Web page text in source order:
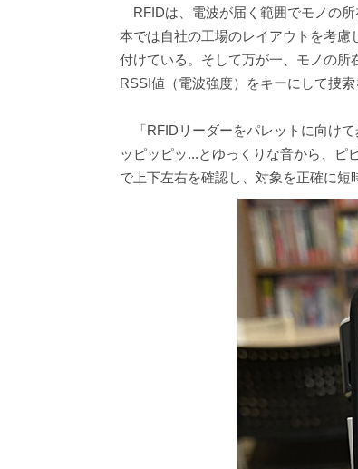
RFIDは、電波が届く範囲でモノの
本では自社の工場のレイアウトを考慮
付けている。そして万が一、モノの所
RSSI値（電波強度）をキーにして捜
「RFIDリーダーをパレットに向け
ッピッピッ...とゆっくりな音から、ピ
で上下左右を確認し、対象を正確に短